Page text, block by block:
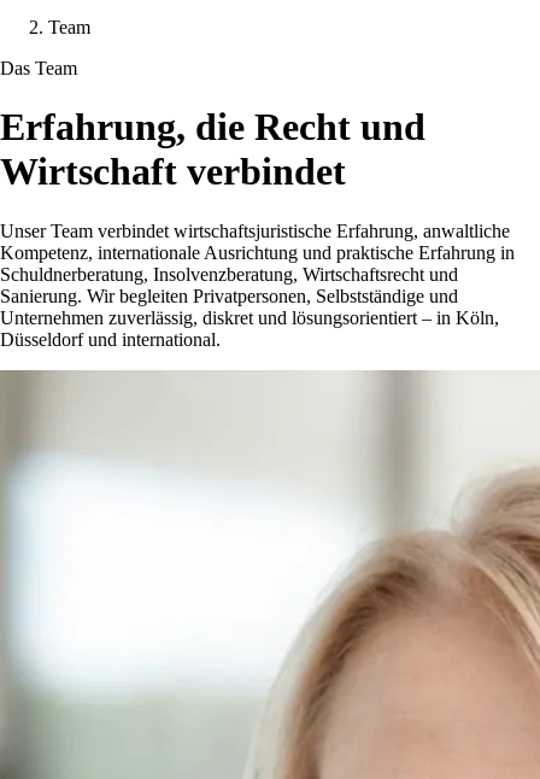
Team
Das Team
Erfahrung, die Recht und
Wirtschaft verbindet
Unser Team verbindet wirtschaftsjuristische Erfahrung, anwaltliche
Kompetenz, internationale Ausrichtung und praktische Erfahrung in
Schuldnerberatung, Insolvenzberatung, Wirtschaftsrecht und
Sanierung. Wir begleiten Privatpersonen, Selbstständige und
Unternehmen zuverlässig, diskret und lösungsorientiert – in Köln,
Düsseldorf und international.